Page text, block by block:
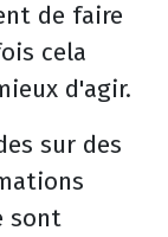
de faire
cela
d'agir.
sur des
sont